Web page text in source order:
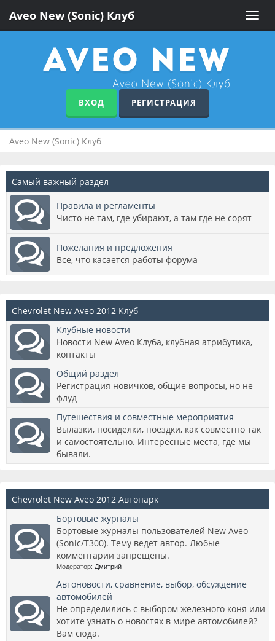
Toggle
Aveo New (Sonic) Клуб
ВХОД РЕГИСТРАЦИЯ
Aveo New (Sonic) Клуб
Самый важный раздел
Правила и регламенты
Чисто не там, где убирают, а там где не сорят
Пожелания и предложения
Все, что касается работы форума
Chevrolet New Aveo 2012 Клуб
Клубные новости
Новости New Aveo Клуба, клубная атрибутика,
контакты
Общий раздел
Регистрация новичков, общие вопросы, но не
флуд
Путешествия и совместные мероприятия
Вылазки, посиделки, поездки, как совместно так
и самостоятельно. Интересные места, где мы
бывали.
Chevrolet New Aveo 2012 Автопарк
Бортовые журналы
Бортовые журналы пользователей New Aveo
(Sonic/T300). Тему ведет автор. Любые
комментарии запрещены.
Модератор: Дмитрий
Автоновости, сравнение, выбор, обсуждение
автомобилей
Не определились с выбором железного коня или
хотите узнать о новостях в мире автомобилей?
Вам сюда.